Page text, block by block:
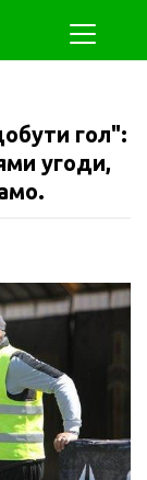
гол":
угоди,